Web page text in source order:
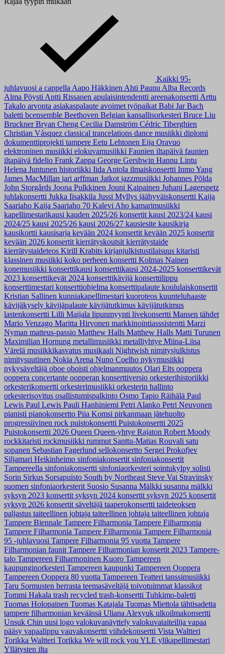
Kaikki 95-
juhlavuosi a cappella Aapo Häkkinen Ahti Paunu Alba Records
Alma Pöysti Antti Rissanen apulaisintendentti areenakonsertti Arttu
Takalo arvonta asiakaspalaute avoimet työpaikat Babi JarBach
baletti bcensemble Beethoven Belgian kansallisorkesteri Bruce Liu
BrucknerBryan Cheng Cecilia Damström Cédric Tiberghien
Christian Vásquez classical trancelations dance musiikki diplomi
dokumenttiprojekti tampere Eetu Lehtonen Eija Oravuo
elektroninen musiikki elokuvamusiikki Faunien iltapäivä faunien
iltapäivä fidelio Frank Zappa George Gershwin Hannu Lintu
Helena Juntunen historiikki Iida Antola ilmaiskonsertti Inmo Yang
James MacMillan jari arffman Jatkot jazzmusiikki Johannes Põlda
John Storgårds Joona Pulkkinen Jouni Kaipainen Juhani Lagerspetz
juhlakonsertti Jukka Iisakkila Jussi Myllys jäähyväiskonsertti Kaija
Saariaho Kaija Saariaho 70 Kalevi Aho kamarimusiikki
kapellimestarikausi kauden 2025/26 konsertit kausi 2023/24 kausi
2024/25 kausi 2025/26 kausi 2026/27 kausiesite kausikirja
kausikortti kausisarja kevään 2024 konsertit kevään 2025 konsertit
kevään 2026 konsertit kierrätyskoutsit kierrätystaide
kierrätystaideteos Kirill Krabits kirjanjulkistustilaisuus kitaristi
klassinen musiikki koko perheen konsertti Kolmas Nainen
konemusiikki konserttikausi konserttikausi 2024-2025 konserttikevät
2023 konserttikevät 2024 konserttikävijä konserttilippu
konserttimestari konserttiohjelma konserttipalaute koululaiskonsertit
Kristian Sallinen kunniakapellimestari kuoroteos kuunteluhaaste
kävijäkysely kävijäpalaute kävijätutkimus kävijätutkimus
lastenkonsertti Lilli Maijala lipunmyynti livekonsertti Mansen tähdet
Mario Venzago Maritta Hirvonen markkinointiasssistentti Marzi
Nyman matteus-passio Matthew Halls Matthew Halls Matti Turunen
Maximilian Hornung metallimusiikki metalliyhtye Miina-Liisa
Värelä musiikkikasvatus musikaali Nightwish nimitysjulkistus
nimitysuutinen Nokia Arena Nuno Coelho nykymusiikki
nykysäveltäjä oboe oboisti ohjelmanmuutos Olari Elts ooppera
ooppera concertante oopperan konserttiversio orkesterihistoriikki
orkesterikonsertti orkesterimusiikki orkesterin hallinto
orkesterisovitus osallistumispalkinto Osmo Tapio Räihälä Paul
Lewis Paul Lewis Pauli Hanhiniemi Petri Alanko Petri Neuvonen
pianisti pianokonsertto Piia Komsi pirkanmaan jätehuolto
progressiivinen rock puistokonsertti Puistokonsertti 2025
Puistokonsertti 2026 Queen Queen-yhtye Rajaton Robert Moody
rockkitaristi rockmusiikki rummut Santtu-Matias Rouvali satu
sopanen Sebastian Fagerlund sellokonsertto Sergei Prokofjev
Siljamari Heikinheimo sinfoniakonsertit sinfoniakonsertit
Tampereella sinfoniakonsertti sinfoniaorkesteri sointukylpy solisti
Sorin Sirkus Sorsapuisto South by Northeast Steve Vai Stravinsky
suomen sinfoniaorkesterit Suosio Susanna Mälkki susanna mälkki
syksyn 2023 konsertit syksyn 2024 konsertit syksyn 2025 konsertit
syksyn 2026 konsertit säveltäjä taaperokonsertti taideteoksen
paljastus taiteellinen johtaja taiteellinen johtaja taiteellinen johtaja
Tampere Biennale Tampere Filharmonia Tampere Filharmonia
Tampere Filharmonia Tampere Filharmonia Tampere Filharmonia
95 -juhlavuosi Tampere Filharmonia 95 vuotta Tampere
Filharmonian faunit Tampere Filharmonian konsertit 2023 Tampere-
talo Tampereen Filharmoninen Kuoro Tampereen
kaupunginorkesteri Tampereen kaupunki Tampereen Ooppera
Tampereen Ooppera 80 vuotta Tampereen Teatteri tanssimusiikki
Taru Sormusten herrasta teemasäveltäjä toivotuimmat klassikot
Tommi Hakala trash recycled trash-konsertti Tuhkimo-baletti
Tuomas Holopainen Tuomas Katajala Tuomas Miettola tähtisadetta
tampere filharmonian keväässä Uliana Alexyuk ulkoilmakonsertti
Unsuk Chin uusi logo valokuvanäyttely valokuvataiteilija vapaa
pääsy vapaalippu vauvakonsertti viihdekonsertti Vista Waltteri
Torikka Waltteri Torikka We will rock you YLE ylikapellimestari
Yllätysten ilta